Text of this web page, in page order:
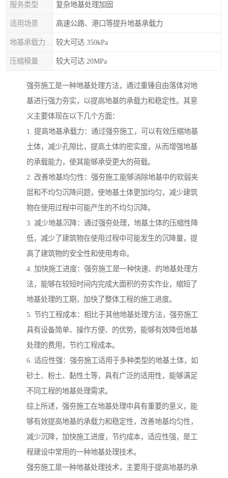
服务类型 复杂地基处理加固
适用场景 高速公路、港口等提升地基承载力
较大可达 350kPa
压缩模量 较大可达 20MPa
强夯施工是一种地基处理方法，通过重锤自由落体对地
基进行强力夯实，以提高地基的承载力和稳定性。其意
义主要体现在以下几个方面：
1. 提高地基承载力：通过强夯施工，可以有效压缩地基
土体，减少孔隙比，提高土体的密实度，从而增强地基
的承载能力，使其能够承受更大的荷载。
2. 改善地基均匀性：强夯施工能够消除地基中的软弱夹
层和不均匀沉降问题，使地基土体更加均匀，减少建筑
物在使用过程中可能产生的不均匀沉降。
3. 减少地基沉降：通过强夯处理，地基土体的压缩性降
低，减少了建筑物在使用过程中可能发生的沉降量，提
高了建筑物的安全性和使用寿命。
4. 加快施工进度：强夯施工是一种快速、的地基处理方
法，能够在较短时间内完成大面积的夯实作业，缩短了
地基处理的工期，加快了整体工程的施工进度。
5. 节约工程成本：相比于其他地基处理方法，强夯施工
具有设备简单、操作方便、的优势，能够有效降低地基
处理的费用，节约工程成本。
6. 适应性强：强夯施工适用于多种类型的地基土体，如
砂土、粉土、黏性土等，具有广泛的适用性，能够满足
不同工程的地基处理需求。
综上所述，强夯施工在地基处理中具有重要的意义，能
够有效提高地基的承载力和稳定性，改善地基均匀性，
减少沉降，加快施工进度，节约成本，适应性强，是工
程建设中常用的一种地基处理技术。
强夯施工是一种地基处理技术，主要用于提高地基的承